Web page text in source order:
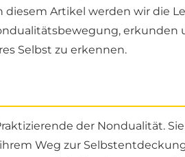
Artikel werden wir die
erkunden
Selbst zu erkennen.
der Nondualität.
Weg zur